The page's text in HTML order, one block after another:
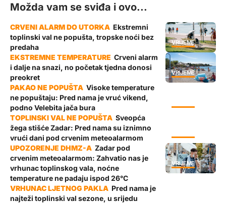
Možda vam se sviđa i ovo...
VRIJEME
Ekstremni
toplinski val ne popušta, tropske noći bez
predaha
VRIJEME
Crveni alarm
i dalje na snazi, no početak tjedna donosi
preokret
Visoke temperature
ne popuštaju: Pred nama je vruć vikend,
podno Velebita jača bura
Sveopća
žega stišće Zadar: Pred nama su iznimno
vrući dani pod crvenim meteoalarmom
VRIJEME
Zadar pod
crvenim meteoalarmom: Zahvatio nas je
vrhunac toplinskog vala, noćne
temperature ne padaju ispod 26°C
Pred nama je
najteži toplinski val sezone, u srijedu